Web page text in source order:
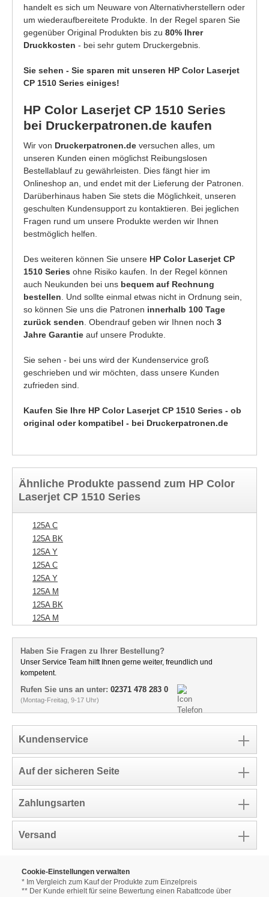
handelt es sich um Neuware von Alternativherstellern oder
um wiederaufbereitete Produkte. In der Regel sparen Sie
gegenüber Original Produkten bis zu 80% Ihrer
Druckkosten - bei sehr gutem Druckergebnis.
Sie sehen - Sie sparen mit unseren HP Color Laserjet
CP 1510 Series einiges!
HP Color Laserjet CP 1510 Series
bei Druckerpatronen.de kaufen
Wir von Druckerpatronen.de versuchen alles, um
unseren Kunden einen möglichst Reibungslosen
Bestellablauf zu gewährleisten. Dies fängt hier im
Onlineshop an, und endet mit der Lieferung der Patronen.
Darüberhinaus haben Sie stets die Möglichkeit, unseren
geschulten Kundensupport zu kontaktieren. Bei jeglichen
Fragen rund um unsere Produkte werden wir Ihnen
bestmöglich helfen.
Des weiteren können Sie unsere HP Color Laserjet CP
1510 Series ohne Risiko kaufen. In der Regel können
auch Neukunden bei uns bequem auf Rechnung
bestellen . Und sollte einmal etwas nicht in Ordnung sein,
so können Sie uns die Patronen innerhalb 100 Tage
zurück senden . Obendrauf geben wir Ihnen noch 3
Jahre Garantie auf unsere Produkte.
Sie sehen - bei uns wird der Kundenservice groß
geschrieben und wir möchten, dass unsere Kunden
zufrieden sind.
Kaufen Sie Ihre HP Color Laserjet CP 1510 Series - ob
original oder kompatibel - bei Druckerpatronen.de
Ähnliche Produkte passend zum HP Color
Laserjet CP 1510 Series
125A C
125A BK
125A Y
125A C
125A Y
125A M
125A BK
125A M
Haben Sie Fragen zu Ihrer Bestellung?
Unser Service Team hilft Ihnen gerne weiter, freundlich und
kompetent.
Rufen Sie uns an unter: 02371 478 283 0
(Montag-Freitag, 9-17 Uhr)
Kundenservice
Auf der sicheren Seite
Zahlungsarten
Versand
Cookie-Einstellungen verwalten
* Im Vergleich zum Kauf der Produkte zum Einzelpreis
** Der Kunde erhielt für seine Bewertung einen Rabattcode über